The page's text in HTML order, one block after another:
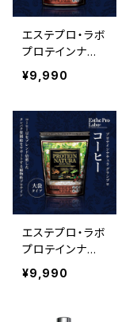
エステプロ・ラボ
プロテインナチ
ュラ グランプロ
（ココア）840g
¥9,990
エステプロ・ラボ
プロテインナチ
ュラ グランプロ
（コーヒー）840
¥9,990